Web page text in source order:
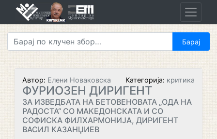
Автор: Елени Новаковска Категорија: критика
ФУРИОЗЕН ДИРИГЕНТ
ЗА ИЗВЕДБАТА НА БЕТОВЕНОВАТА „ОДА НА
РАДОСТА“ СО МАКЕДОНСКАТА И СО
СОФИСКА ФИЛХАРМОНИЈА, ДИРИГЕНТ
ВАСИЛ КАЗАНЏИЕВ